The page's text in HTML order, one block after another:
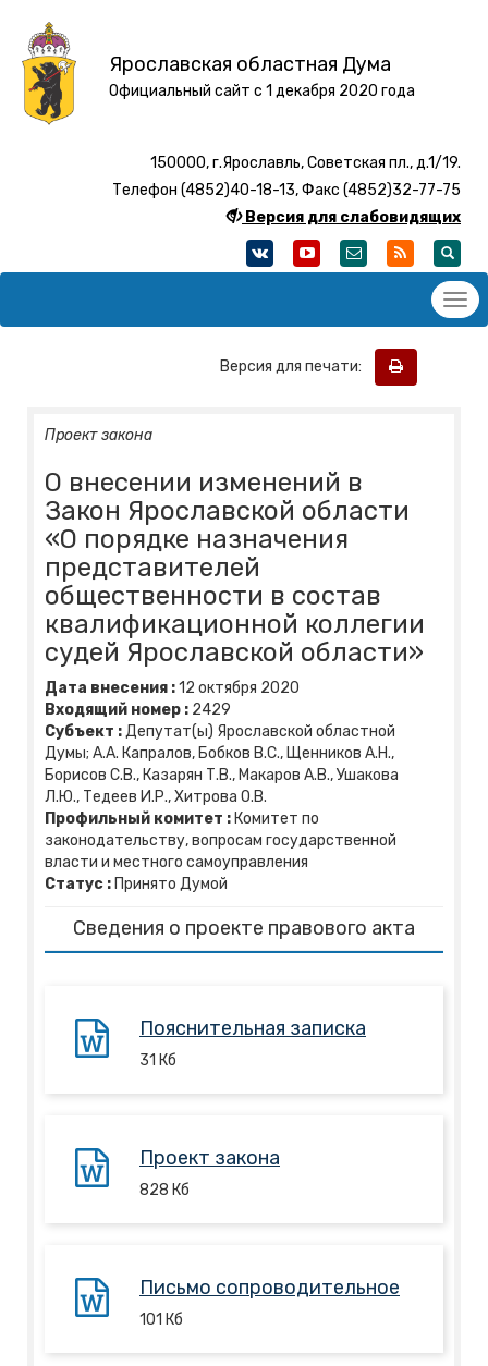
Ярославская областная Дума
Официальный сайт с 1 декабря 2020 года
150000, г.Ярославль, Советская пл., д.1/19.
Телефон (4852)40-18-13, Факс (4852)32-77-75
Версия для слабовидящих
Версия для печати:
Проект закона
О внесении изменений в
Закон Ярославской области
«О порядке назначения
представителей
общественности в состав
квалификационной коллегии
судей Ярославской области»
Дата внесения :12 октября 2020
Входящий номер : 2429
Субъект :Депутат(ы) Ярославской областной
Думы; А.А. Капралов, Бобков В.С., Щенников А.Н.,
Борисов С.В., Казарян Т.В., Макаров А.В., Ушакова
Л.Ю., Тедеев И.Р., Хитрова О.В.
Профильный комитет : Комитет по
законодательству, вопросам государственной
власти и местного самоуправления
Статус : Принято Думой
Сведения о проекте правового акта
Пояснительная записка
31 Кб
Проект закона
828 Кб
Письмо сопроводительное
101 Кб